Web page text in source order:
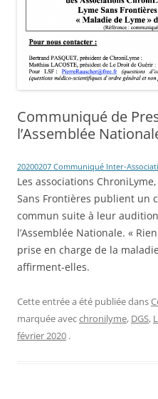
Communiqué de
l’Assemblée
20200207 Communiqué Inter-
Les associations
Sans Frontières publient un
commun suite à leur
l’Assemblée Nationale. «
prise en charge de la
affirment-elles.
Cette entrée a été publiée dans
marquée avecchronilyme, DGS,
février 2020 .